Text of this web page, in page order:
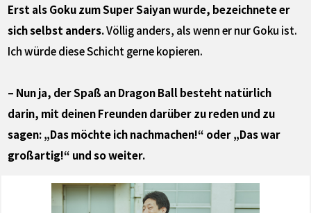
Erst als Goku zum Super Saiyan wurde, bezeichnete er
sich selbst anders.Völlig anders, als wenn er nur Goku ist.
Ich würde diese Schicht gerne kopieren.
– Nun ja, der Spaß an Dragon Ball besteht natürlich
darin, mit deinen Freunden darüber zu reden und zu
sagen: „Das möchte ich nachmachen!“ oder „Das war
großartig!“ und so weiter.